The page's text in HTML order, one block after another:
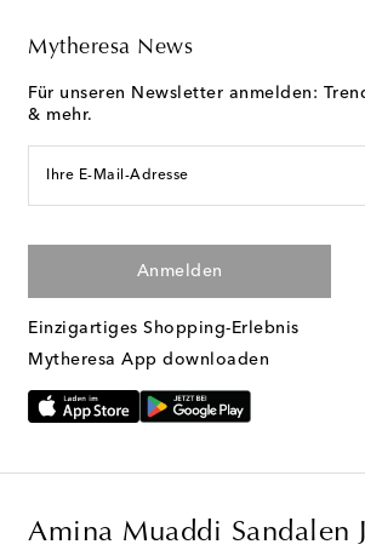
Mytheresa News
Für unseren Newsletter anmelden:
& mehr.
Ihre E-Mail-Adresse
Anmelden
Einzigartiges Shopping-Erlebnis
Mytheresa App downloaden
Amina Muaddi Sandalen